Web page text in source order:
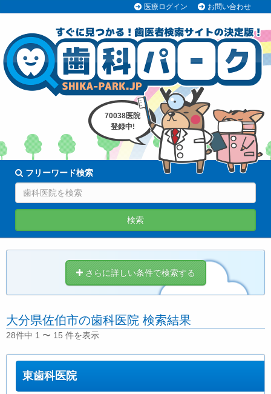
医療ログイン お問い合わせ
70038医院
登録中!
フリーワード検索
検索
さらに詳しい条件で検索する
大分県佐伯市の歯科医院 検索結果
28件中 1 〜 15 件を表示
東歯科医院